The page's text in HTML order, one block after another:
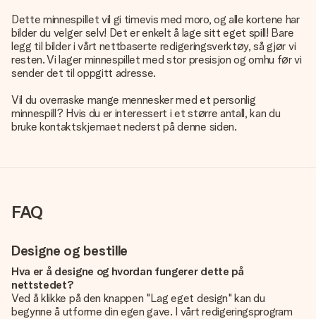
Dette minnespillet vil gi timevis med moro, og alle kortene har
bilder du velger selv! Det er enkelt å lage sitt eget spill! Bare
legg til bilder i vårt nettbaserte redigeringsverktøy, så gjør vi
resten. Vi lager minnespillet med stor presisjon og omhu før vi
sender det til oppgitt adresse.
Vil du overraske mange mennesker med et personlig
minnespill? Hvis du er interessert i et større antall, kan du
bruke kontaktskjemaet nederst på denne siden.
FAQ
Designe og bestille
Hva er å designe og hvordan fungerer dette på
nettstedet?
Ved å klikke på den knappen "Lag eget design" kan du
begynne å utforme din egen gave. I vårt redigeringsprogram